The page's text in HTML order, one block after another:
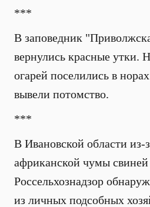
***
В заповедник
вернулись красные утки.
огарей поселились в
вывели потомство.
***
В Ивановской области
африканской чумы свиней
Россельхознадзор
из личных подсобных